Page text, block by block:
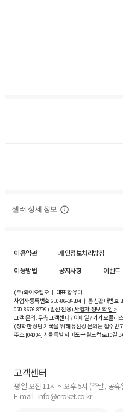
셀러 상세 정보
이용약관 개인정보처리방침
이용방법
공지사항 이벤트
(주)와이오엘오 ㅣ 대표 황유미
사업자등록번호610-86-34204ㅣ 통신판매번호
070-8676-8799 (발신 전용)사업자 정보 확인 >
고객 문의: 우측 고객센터 / 이메일 / 카카오플러
(정확한 상담 기록을 위해 유선상 문의는 접수받
주소 [04004] 서울특별시 마포구 월드컵로10길
고객센터
평일 오전 11시 ~ 오후 5시 (주말, 공휴
E-mail : info@croket.co.kr